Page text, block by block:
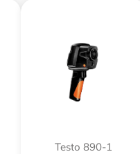
Testo 890-1